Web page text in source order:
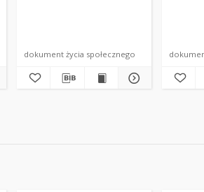
dokument życia społecznego